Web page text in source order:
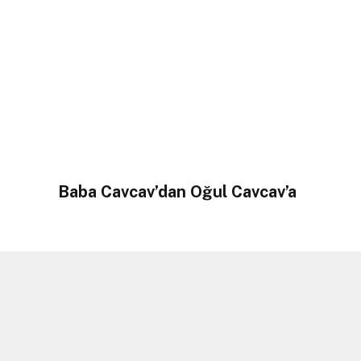
Baba Cavcav’dan Oğul Cavcav’a